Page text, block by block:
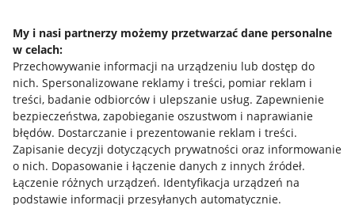
My i nasi partnerzy możemy przetwarzać dane personalne
w celach:
Przechowywanie informacji na urządzeniu lub dostęp do
nich. Spersonalizowane reklamy i treści, pomiar reklam i
treści, badanie odbiorców i ulepszanie usług. Zapewnienie
bezpieczeństwa, zapobieganie oszustwom i naprawianie
błędów. Dostarczanie i prezentowanie reklam i treści.
Zapisanie decyzji dotyczących prywatności oraz informowanie
o nich. Dopasowanie i łączenie danych z innych źródeł.
Łączenie różnych urządzeń. Identyfikacja urządzeń na
podstawie informacji przesyłanych automatycznie.
Allegro Gadane dla kupujących
Mapa miejscowości
Informacje prawne
Regulamin
Polityka plików "cookies"
Ustawienia plików "cookies"